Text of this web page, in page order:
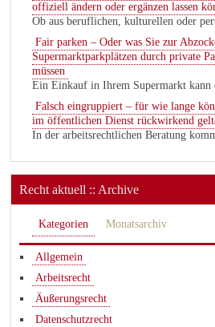
offiziell ändern oder ergänzen lassen
Ob aus beruflichen, kulturellen oder
Fair parken – Oder was Sie zur
Supermarktparkplätzen durch private
müssen
Ein Einkauf in Ihrem Supermarkt kann
Falsch eingruppiert – für wie lange
im öffentlichen Dienst rückwirkend
In der arbeitsrechtlichen Beratung
Recht aktuell :: Archive
Kategorien Monatsarchiv
Allgemein
Arbeitsrecht
Äußerungsrecht
Datenschutzrecht